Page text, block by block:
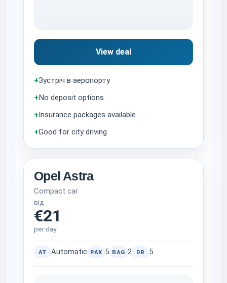
View deal
+Зустріч в аеропорту
+No deposit options
+Insurance packages available
+Good for city driving
Opel Astra
Compact car
від
€21
per day
AT Automatic PAX 5 BAG 2 DR 5